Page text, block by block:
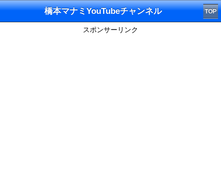
橋本マナミYouTubeチャンネル TOP
スポンサーリンク